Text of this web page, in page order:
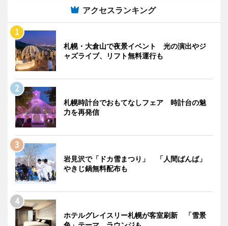
アクセスランキング
札幌・大倉山で夜景イベント 光の演出やジ
ャズライブ、リフト無料運行も
札幌時計台でおもてなしフェア 時計台の魅
力を再発信
岩見沢で「ドカ雪まつり」 「人間ばんば」
やきじ鍋無料配布も
ホテルグレイスリー札幌が客室刷新 「雪景